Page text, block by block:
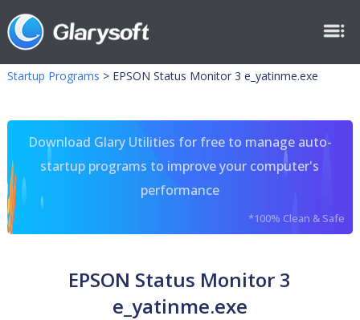
Startup Programs > EPSON Status Monitor 3 e_yatinme.exe
Download Glary Utilities for free to manage auto-
startup programs to improve your computer's
performance
*100% Clean & Safe
EPSON Status Monitor 3
e_yatinme.exe